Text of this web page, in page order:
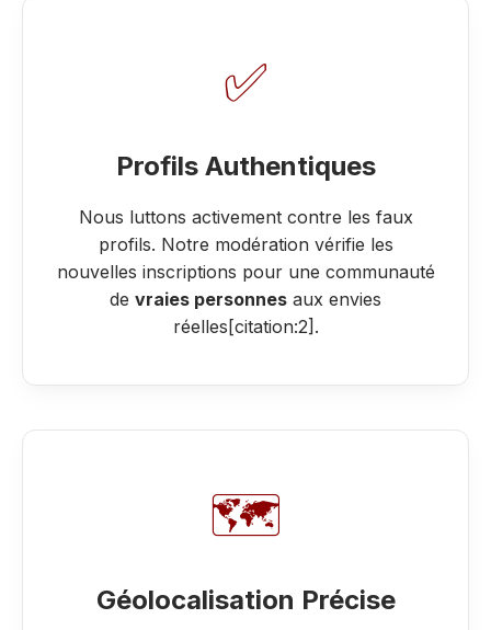
✅
Profils Authentiques
Nous luttons activement contre les faux
profils. Notre modération vérifie les
nouvelles inscriptions pour une communauté
de vraies personnes aux envies
réelles[citation:2].
🗺️
Géolocalisation Précise